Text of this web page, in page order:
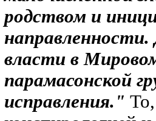
родством и
направленности.
власти в
парамасонской
исправления."